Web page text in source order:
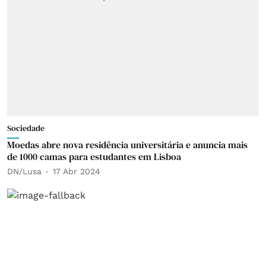
Sociedade
Moedas abre nova residência universitária e anuncia mais
de 1000 camas para estudantes em Lisboa
DN/Lusa 17 Abr 2024